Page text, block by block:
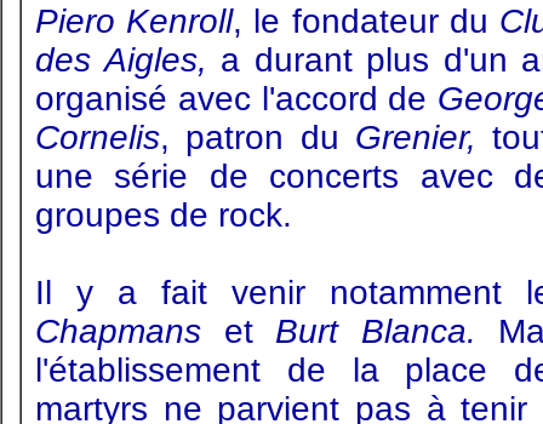
Piero Kenroll, le fondateur du
des Aigles, a durant plus d'un
organisé avec l'accord de
Cornelis, patron du Grenier,
une série de concerts avec
groupes de rock.
Il y a fait venir notamment
Chapmans et Burt Blanca.
l'établissement de la place
martyrs ne parvient pas à tenir